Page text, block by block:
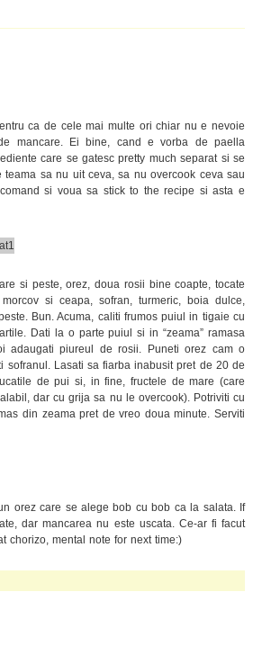
ca de cele mai multe ori chiar nu e nevoie
mancare. Ei bine, cand e vorba de paella
care se gatesc pretty much separat si se
sa nu uit ceva, sa nu overcook ceva sau
si voua sa stick to the recipe si asta e
si peste, orez, doua rosii bine coapte, tocate
si ceapa, sofran, turmeric, boia dulce,
Bun. Acuma, caliti frumos puiul in tigaie cu
Dati la o parte puiul si in “zeama” ramasa
adaugati piureul de rosii. Puneti orez cam o
sofranul. Lasati sa fiarba inabusit pret de 20 de
de pui si, in fine, fructele de mare (care
dar cu grija sa nu le overcook). Potriviti cu
din zeama pret de vreo doua minute. Serviti
orez care se alege bob cu bob ca la salata. If
dar mancarea nu este uscata. Ce-ar fi facut
chorizo, mental note for next time:)